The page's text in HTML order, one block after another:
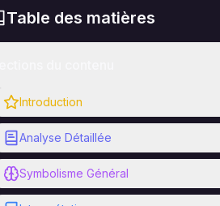
Table des matières
Introduction
Analyse Détaillée
Symbolisme Général